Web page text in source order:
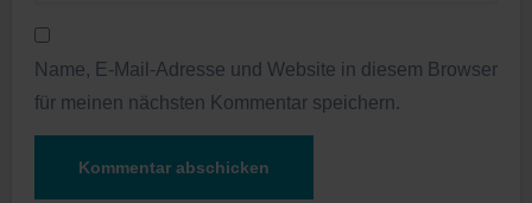
Name, E-Mail-Adresse und Website in diesem Browser
für meinen nächsten Kommentar speichern.